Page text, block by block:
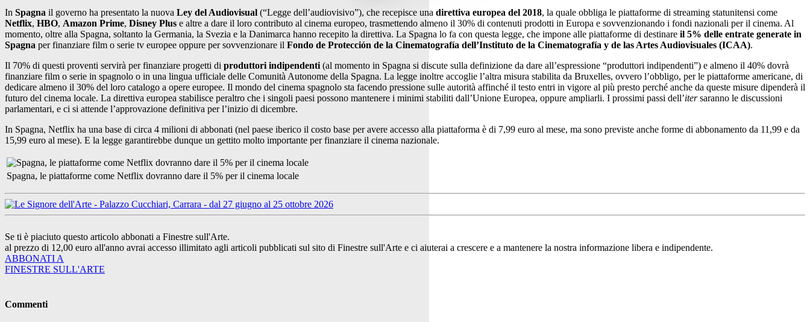
In Spagna il governo ha presentato la nuova Ley del Audiovisual (“Legge dell’audiovisivo”), che recepisce una direttiva europea del 2018, la quale obbliga le piattaforme di streaming statunitensi come
Netflix, HBO, Amazon Prime, Disney Plus e altre a dare il loro contributo al cinema europeo, trasmettendo almeno il 30% di contenuti prodotti in Europa e sovvenzionando i fondi nazionali per il cinema. Al
momento, oltre alla Spagna, soltanto la Germania, la Svezia e la Danimarca hanno recepito la direttiva. La Spagna lo fa con questa legge, che impone alle piattaforme di destinare il 5% delle entrate generate in
Spagna per finanziare film o serie tv europee oppure per sovvenzionare il Fondo de Protección de la Cinematografía dell’Instituto de la Cinematografía y de las Artes Audiovisuales (ICAA).
Il 70% di questi proventi servirà per finanziare progetti di produttori indipendenti (al momento in Spagna si discute sulla definizione da dare all’espressione “produttori indipendenti”) e almeno il 40% dovrà
finanziare film o serie in spagnolo o in una lingua ufficiale delle Comunità Autonome della Spagna. La legge inoltre accoglie l’altra misura stabilita da Bruxelles, ovvero l’obbligo, per le piattaforme americane, di
dedicare almeno il 30% del loro catalogo a opere europee. Il mondo del cinema spagnolo sta facendo pressione sulle autorità affinché il testo entri in vigore al più presto perché anche da queste misure dipenderà il
futuro del cinema locale. La direttiva europea stabilisce peraltro che i singoli paesi possono mantenere i minimi stabiliti dall’Unione Europea, oppure ampliarli. I prossimi passi dell’itersaranno le discussioni
parlamentari, e ci si attende l’approvazione definitiva per l’inizio di dicembre.
In Spagna, Netflix ha una base di circa 4 milioni di abbonati (nel paese iberico il costo base per avere accesso alla piattaforma è di 7,99 euro al mese, ma sono previste anche forme di abbonamento da 11,99 e da
15,99 euro al mese). E la legge garantirebbe dunque un gettito molto importante per finanziare il cinema nazionale.
Spagna, le piattaforme come Netflix dovranno dare il 5% per il cinema locale
Se ti è piaciuto questo articolo abbonati a Finestre sull'Arte.
al prezzo di 12,00 euro all'anno avrai accesso illimitato agli articoli pubblicati sul sito di Finestre sull'Arte e ci aiuterai a crescere e a mantenere la nostra informazione libera e indipendente.
ABBONATI A
FINESTRE SULL'ARTE
Commenti